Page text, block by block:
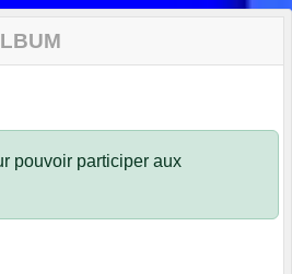
pouvoir participer aux